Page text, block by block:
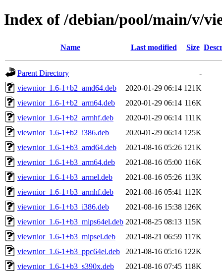
Index of /debian/pool/main/v/
Name Last modified Size
Parent Directory
-
viewnior_1.6-1+b2_amd64.deb
2020-01-29 06:14 121K
viewnior_1.6-1+b2_arm64.deb
2020-01-29 06:14 116K
viewnior_1.6-1+b2_armhf.deb
2020-01-29 06:14 111K
viewnior_1.6-1+b2_i386.deb
2020-01-29 06:14 125K
viewnior_1.6-1+b3_amd64.deb
2021-08-16 05:26 121K
viewnior_1.6-1+b3_arm64.deb
2021-08-16 05:00 116K
viewnior_1.6-1+b3_armel.deb
2021-08-16 05:26 113K
viewnior_1.6-1+b3_armhf.deb
2021-08-16 05:41 112K
viewnior_1.6-1+b3_i386.deb
2021-08-16 15:38 126K
viewnior_1.6-1+b3_mips64el.deb 2021-08-25 08:13 115K
viewnior_1.6-1+b3_mipsel.deb
2021-08-21 06:59 117K
viewnior_1.6-1+b3_ppc64el.deb
2021-08-16 05:16 122K
viewnior_1.6-1+b3_s390x.deb
2021-08-16 07:45 118K